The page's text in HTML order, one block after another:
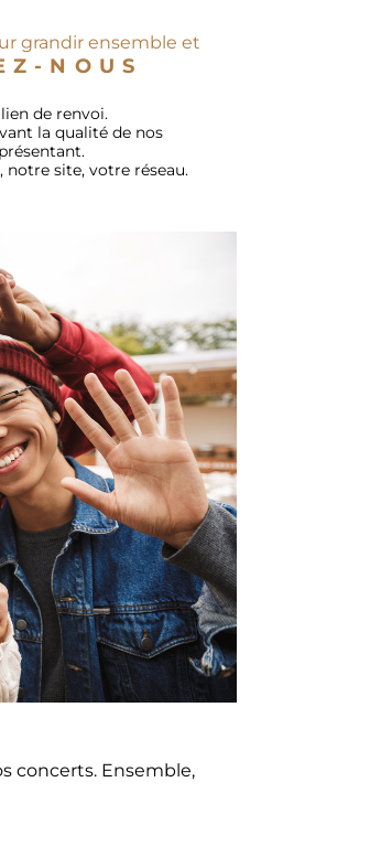
grandir ensemble et
NOUS
de renvoi.
la qualité de nos
site, votre réseau.
concerts. Ensemble,